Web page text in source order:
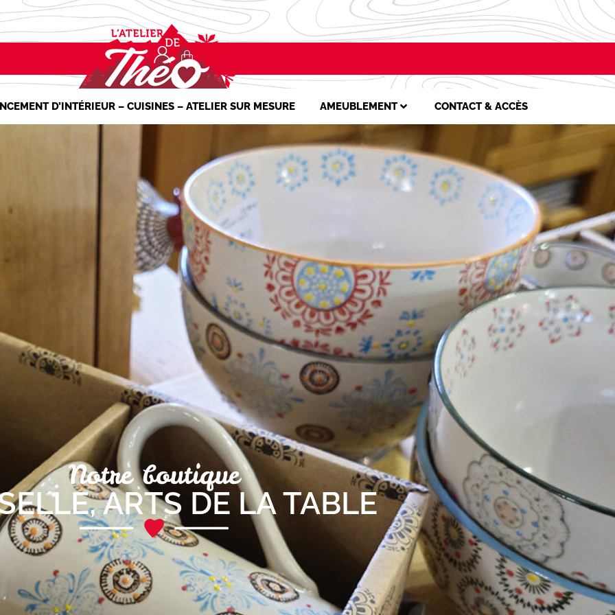
D’INTÉRIEUR – CUISINES – ATELIER SUR MESURE AMEUBLEMENT CONTACT & ACCÈS
Notre boutique
,ARTS DE LA TABLE